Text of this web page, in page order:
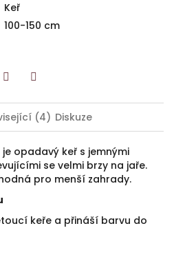
Keř
100-150 cm
(4) Diskuze
opadavý keř s jemnými
se velmi brzy na jaře.
pro menší zahrady.
keře a přináší barvu do